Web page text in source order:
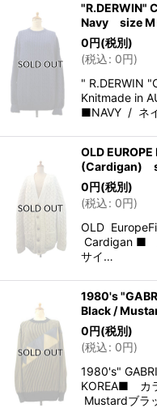
"R.DERWIN"
Navy size M
0円(税別)
(税込: 0円)
" R.DERWIN
Knitmade
■NAVY / ネ
OLD
(Cardigan)
0円(税別)
(税込: 0円)
OLD
Cardigan
サイ…
1980's
Black /
0円(税別)
(税込: 0円)
1980's"
KOREA■
Mustardブラ